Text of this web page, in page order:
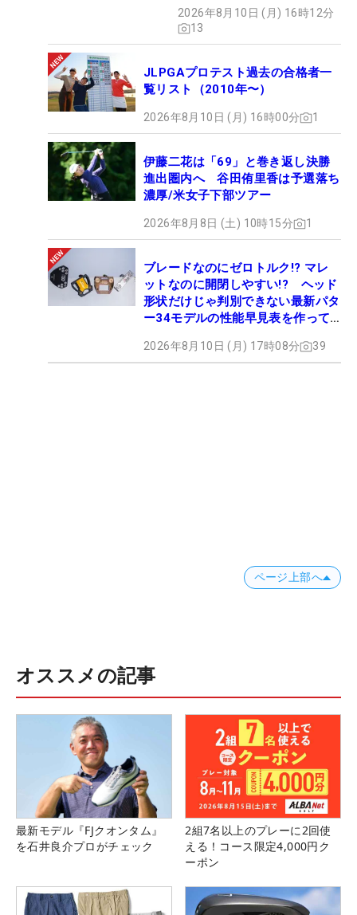
2026年8月10日 (月) 16時12分
13
JLPGAプロテスト過去の合格者一
覧リスト（2010年〜）
2026年8月10日 (月) 16時00分 1
伊藤二花は「69」と巻き返し決勝
進出圏内へ 谷田侑里香は予選落ち
濃厚/米女子下部ツアー
2026年8月8日 (土) 10時15分 1
ブレードなのにゼロトルク!? マレ
ットなのに開閉しやすい!? ヘッド
形状だけじゃ判別できない最新パタ
ー34モデルの性能早見表を作って
2026年8月10日 (月) 17時08分 39
ページ上部へ
オススメの記事
最新モデル『FJクオンタム』
を石井良介プロがチェック
2組7名以上のプレーに2回使
える！コース限定4,000円ク
ーポン